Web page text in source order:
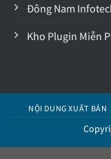
Đông Nam
Kho Plugin Miễn
NỘI DUNG XUẤT BẢN